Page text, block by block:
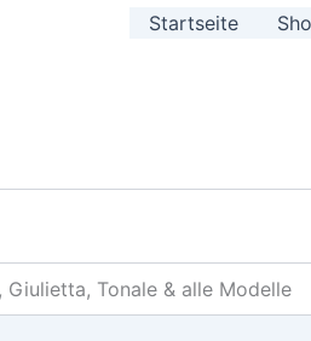
Startseite
Tonale & alle Modelle